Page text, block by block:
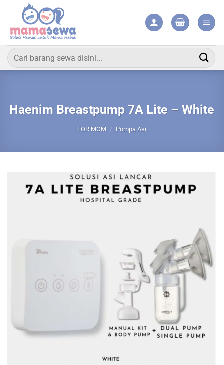
content
Pencarian
untuk:
Haenim Breastpump 7A Lite – White
FOR MOM / Pompa Asi